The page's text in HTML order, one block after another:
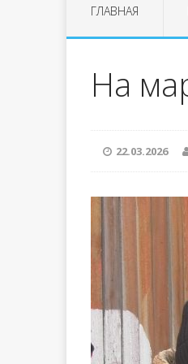
ГЛАВНАЯ
На
22.03.2026